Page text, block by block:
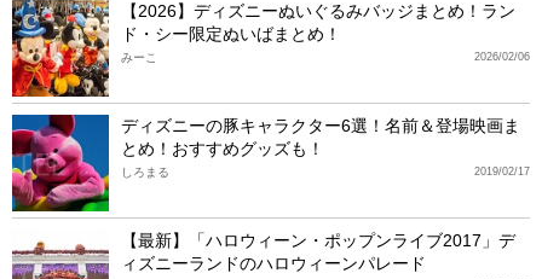
【2026】ディズニーぬいぐるみバッジまとめ！ラン
ド・シー限定ぬいばまとめ！
2026/02/06
みーこ
ディズニーの豚キャラクター6選！名前＆登場映画ま
とめ！おすすめグッズも！
2019/02/17
しろまる
【最新】「ハロウィーン・ポップンライブ2017」デ
ィズニーランドのハロウィーンパレード